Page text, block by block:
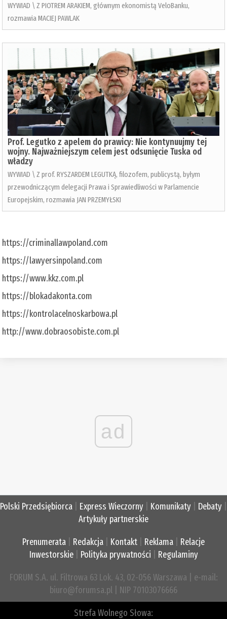
WYWIAD \ Z PIOTREM ARAKIEM, głównym ekonomistą VeloBanku,
rozmawia MACIEJ PAWLAK
Prof. Legutko z apelem do prawicy: Nie kontynuujmy tej
wojny. Najważniejszym celem jest odsunięcie Tuska od
władzy
WYWIAD \ Z prof. RYSZARDEM LEGUTKĄ, filozofem, publicystą, byłym
przewodniczącym delegacji Prawa i Sprawiedliwości w Parlamencie
Europejskim, rozmawia JAN PRZEMYŁSKI
https://criminallawpoland.com
https://lawyersinpoland.com
https://www.kkz.com.pl
https://blokadakonta.com
https://kontrolacelnoskarbowa.pl
http://www.dobraosobiste.com.pl
ad
Polski Przedsiębiorca Express Wieczorny Komunikaty Debaty
Artykuły partnerskie
Prenumerata Redakcja Kontakt Reklama
Relacje
Inwestorskie| Polityka prywatności Regulaminy
FORUM S.A. ul. Filtrowa 63 Lok. 43, 02-056 Warszawa | e-mail:
biuro@forumsa.pl | NIP 70103076666
Strefa Wolnego Słowa: